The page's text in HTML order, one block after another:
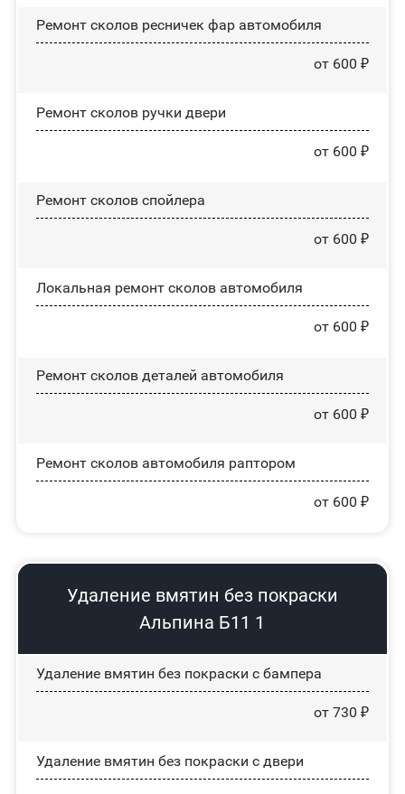
Ремонт сколов ресничек фар автомобиля
от 600 ₽
Ремонт сколов ручки двери
от 600 ₽
Ремонт сколов спойлера
от 600 ₽
Локальная ремонт сколов автомобиля
от 600 ₽
Ремонт сколов деталей автомобиля
от 600 ₽
Ремонт сколов автомобиля раптором
от 600 ₽
Удаление вмятин без покраски
Альпина Б11 1
Удаление вмятин без покраски с бампера
от 730 ₽
Удаление вмятин без покраски с двери